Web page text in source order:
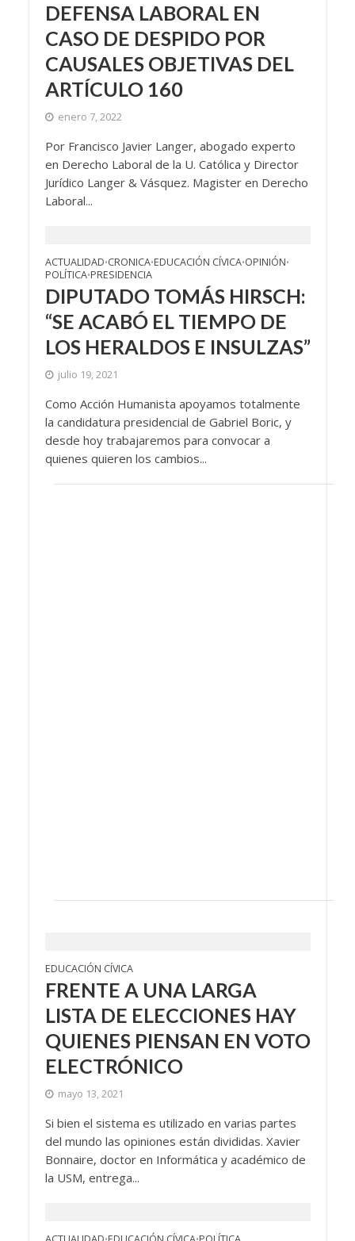
DEFENSA LABORAL EN
CASO DE DESPIDO POR
CAUSALES OBJETIVAS DEL
ARTÍCULO 160
enero 7, 2022
Por Francisco Javier Langer, abogado experto
en Derecho Laboral de la U. Católica y Director
Jurídico Langer & Vásquez. Magister en Derecho
Laboral...
ACTUALIDAD•CRONICA•EDUCACIÓN CÍVICA•OPINIÓN•
POLÍTICA•PRESIDENCIA
DIPUTADO TOMÁS HIRSCH:
“SE ACABÓ EL TIEMPO DE
LOS HERALDOS E INSULZAS”
julio 19, 2021
Como Acción Humanista apoyamos totalmente
la candidatura presidencial de Gabriel Boric, y
desde hoy trabajaremos para convocar a
quienes quieren los cambios...
EDUCACIÓN CÍVICA
FRENTE A UNA LARGA
LISTA DE ELECCIONES HAY
QUIENES PIENSAN EN VOTO
ELECTRÓNICO
mayo 13, 2021
Si bien el sistema es utilizado en varias partes
del mundo las opiniones están divididas. Xavier
Bonnaire, doctor en Informática y académico de
la USM, entrega...